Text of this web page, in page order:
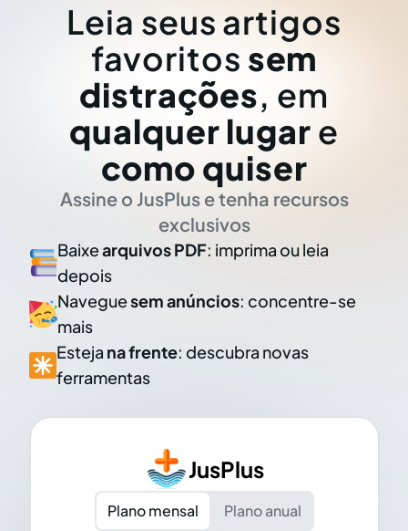
Leia seus artigos
favoritos sem
distrações, em
qualquer lugar e
como quiser
Assine o JusPlus e tenha recursos
exclusivos
Baixearquivos PDF: imprima ou leia
depois
Naveguesem anúncios: concentre-se
mais
Esteja na frente: descubra novas
ferramentas
JusPlus
Plano mensal
Plano anual